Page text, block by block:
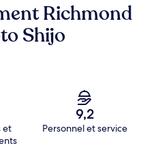
Richmond
Shijo
et
9,2
Personnel et service